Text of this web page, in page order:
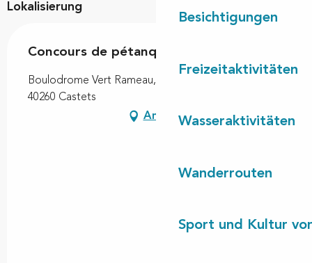
Besichtigungen
Freizeitaktivitäten
Wasseraktivitäten
Wanderrouten
Sport und Kultur
Lokalisierung
Concours de pétanque semi-nocturne
Boulodrome Vert Rameau, Impasse des arènes,
40260 Castets
Anfahrt